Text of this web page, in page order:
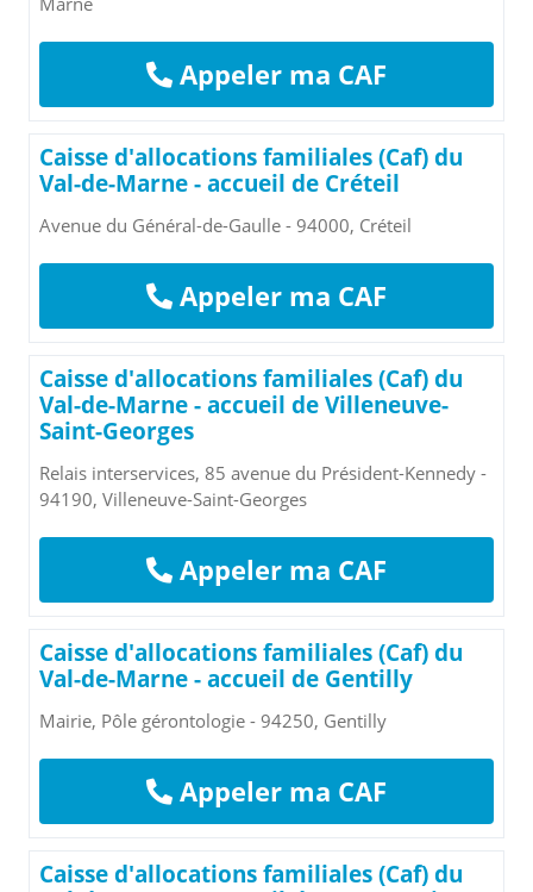
Appeler ma CAF
Caisse d'allocations familiales (Caf) du
Val-de-Marne - accueil de Créteil
Avenue du Général-de-Gaulle - 94000, Créteil
Appeler ma CAF
Caisse d'allocations familiales (Caf) du
Val-de-Marne - accueil de Villeneuve-
Saint-Georges
Relais interservices, 85 avenue du Président-Kennedy -
94190, Villeneuve-Saint-Georges
Appeler ma CAF
Caisse d'allocations familiales (Caf) du
Val-de-Marne - accueil de Gentilly
Mairie, Pôle gérontologie - 94250, Gentilly
Appeler ma CAF
Caisse d'allocations familiales (Caf) du